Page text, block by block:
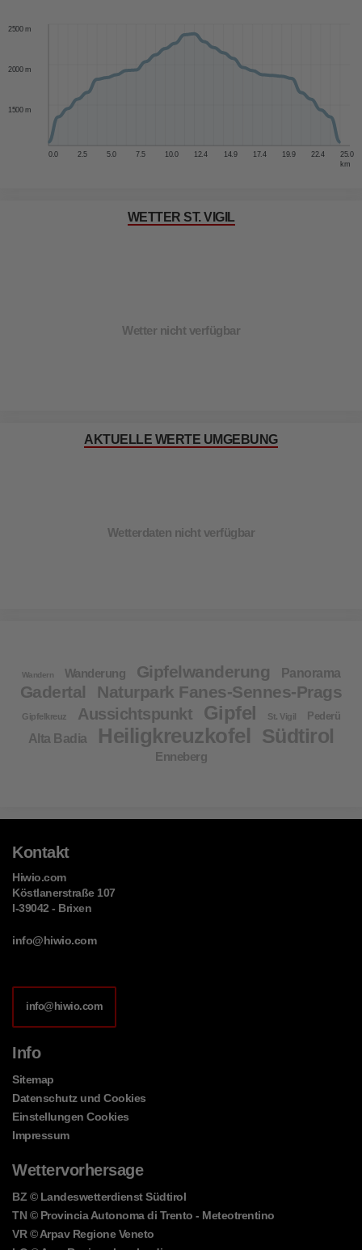
0.0 2.5 5.0 7.5 10.0 12.4 14.9 17.4 19.9 22.4
25.0
km
1500 m
2000 m
2500 m
WETTER ST. VIGIL
Wetter nicht verfügbar
AKTUELLE WERTE UMGEBUNG
Wetterdaten nicht verfügbar
Wandern Wanderung Gipfelwanderung Panorama
Gadertal Naturpark Fanes-Sennes-Prags
Gipfelkreuz Aussichtspunkt Gipfel St. Vigil Pederü
Alta Badia Heiligkreuzkofel Südtirol
Enneberg
Kontakt
Hiwio.com
Köstlanerstraße 107
I-39042 - Brixen
info@hiwio.com
info@hiwio.com
Info
Sitemap
Datenschutz und Cookies
Einstellungen Cookies
Impressum
Wettervorhersage
BZ © Landeswetterdienst Südtirol
TN © Provincia Autonoma di Trento - Meteotrentino
VR © Arpav Regione Veneto